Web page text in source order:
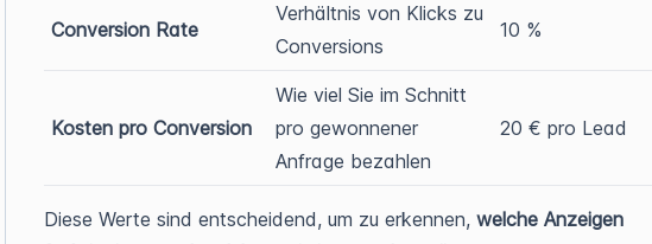
Conversion Rate
Verhältnis von Klicks zu
Conversions
10 %
Kosten pro Conversion
Wie viel Sie im Schnitt
pro gewonnener
Anfrage bezahlen
20 € pro Lead
Diese Werte sind entscheidend, um zu erkennen, welche Anzeigen